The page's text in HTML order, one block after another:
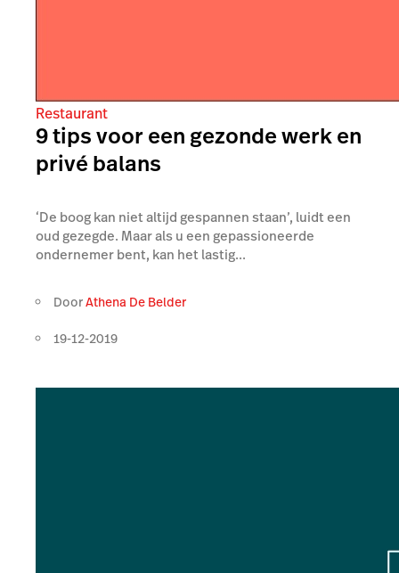
Restaurant
9 tips voor een gezonde werk en
privé balans
‘De boog kan niet altijd gespannen staan’, luidt een
oud gezegde. Maar als u een gepassioneerde
ondernemer bent, kan het lastig...
DoorAthena De Belder
19-12-2019